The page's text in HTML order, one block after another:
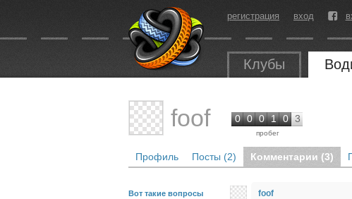
регистрация вход
Клубы
foof 0 0 0 1 0 3
пробег
Профиль Посты (2) Комментарии (3)
Вот такие вопросы
foof